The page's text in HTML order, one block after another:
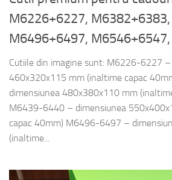
M6226+6227,
M6496+6497,
Cutiile din imagine sunt: M6226-6227 –
460x320x115 mm (inaltime capac
dimensiunea 480x380x110 mm
M6439-6440 – dimensiunea
capac 40mm) M6496-6497 –
(inaltime...